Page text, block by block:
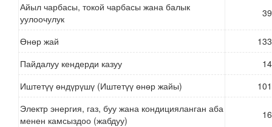
Айыл чарбасы, токой чарбасы жана балык
уулоочулук
Өнөр жай
Пайдалуу кендерди казуу
Иштетүү өндүрүшү (Иштетүү өнөр жайы)
Электр энергия, газ, буу жана кондицияланган аба
менен камсыздоо (жабдуу)